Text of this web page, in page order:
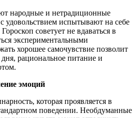
народные и нетрадиционные
испытывают на себе
советует не вдаваться в
экспериментальными
хорошее самочувствие позволит
рациональное питание и
эмоций
которая проявляется в
поведении. Необдуманные